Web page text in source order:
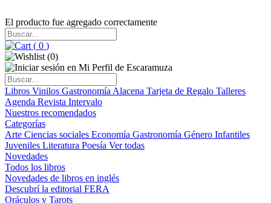
El producto fue agregado correctamente
( 0 )
(0)
Libros Vinilos Gastronomía Alacena Tarjeta de Regalo Talleres
Agenda Revista Intervalo
Nuestros recomendados
Categorías
Arte Ciencias sociales Economía Gastronomía Género Infantiles
Juveniles Literatura Poesía Ver todas
Novedades
Todos los libros
Novedades de libros en inglés
Descubrí la editorial FERA
Oráculos y Tarots